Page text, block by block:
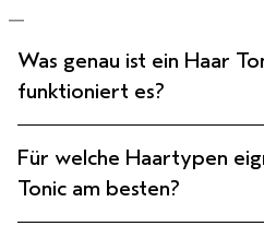
Was genau ist ein Haar
funktioniert es?
Für welche Haartypen
Tonic am besten?